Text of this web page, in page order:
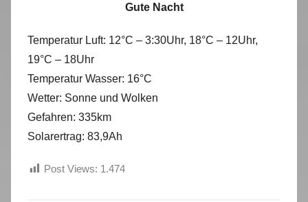
Gute Nacht
Temperatur Luft: 12°C – 3:30Uhr, 18°C – 12Uhr,
19°C – 18Uhr
Temperatur Wasser: 16°C
Wetter: Sonne und Wolken
Gefahren: 335km
Solarertrag: 83,9Ah
Post Views: 1.474